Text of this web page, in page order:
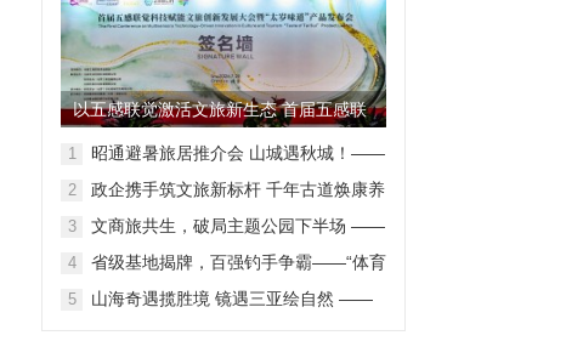
以五感联觉激活文旅新生态 首届五感联
觉科技赋能文旅创新发展大...
1
昭通避暑旅居推介会 山城遇秋城！——
2
政企携手筑文旅新标杆 千年古道焕康养
3
文商旅共生，破局主题公园下半场 ——
在苏圆满举办
4
省级基地揭牌，百强钓手争霸——“体育
5
山海奇遇揽胜境 镜遇三亚绘自然 ——